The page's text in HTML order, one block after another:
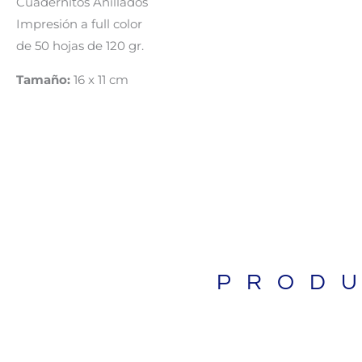
Impresión a full color
de 50 hojas de 120 gr.
Tamaño: 16 x 11 cm